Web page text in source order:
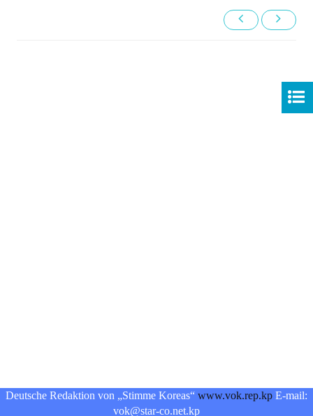
Deutsche Redaktion von „Stimme Koreas“ www.vok.rep.kp E-mail:
vok@star-co.net.kp